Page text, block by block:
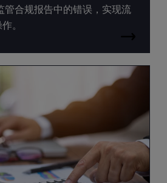
管合规报告中的错误，实现流
。